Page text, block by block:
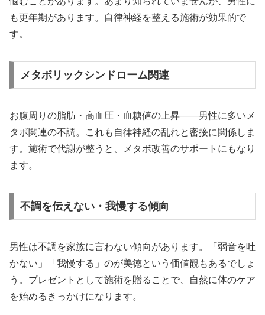
も更年期があります。自律神経を整える施術が効果的で
す。
メタボリックシンドローム関連
お腹周りの脂肪・高血圧・血糖値の上昇——男性に多いメ
タボ関連の不調。これも自律神経の乱れと密接に関係しま
す。施術で代謝が整うと、メタボ改善のサポートにもなり
ます。
不調を伝えない・我慢する傾向
男性は不調を家族に言わない傾向があります。「弱音を吐
かない」「我慢する」のが美徳という価値観もあるでしょ
う。プレゼントとして施術を贈ることで、自然に体のケア
を始めるきっかけになります。